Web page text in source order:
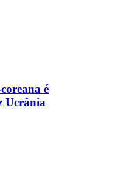
é
Ucrânia